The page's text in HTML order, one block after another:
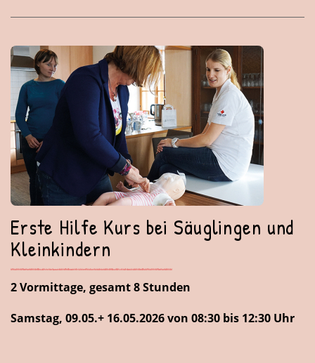
Erste Hilfe Kurs bei Säuglingen und
Kleinkindern
2 Vormittage, gesamt 8 Stunden
Samstag, 09.05.+ 16.05.2026 von 08:30 bis 12:30 Uhr